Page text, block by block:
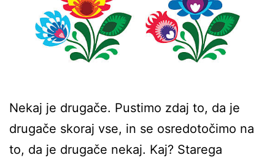
Nekaj je drugače. Pustimo zdaj to, da je
drugače skoraj vse, in se osredotočimo na
to, da je drugače nekaj. Kaj? Starega